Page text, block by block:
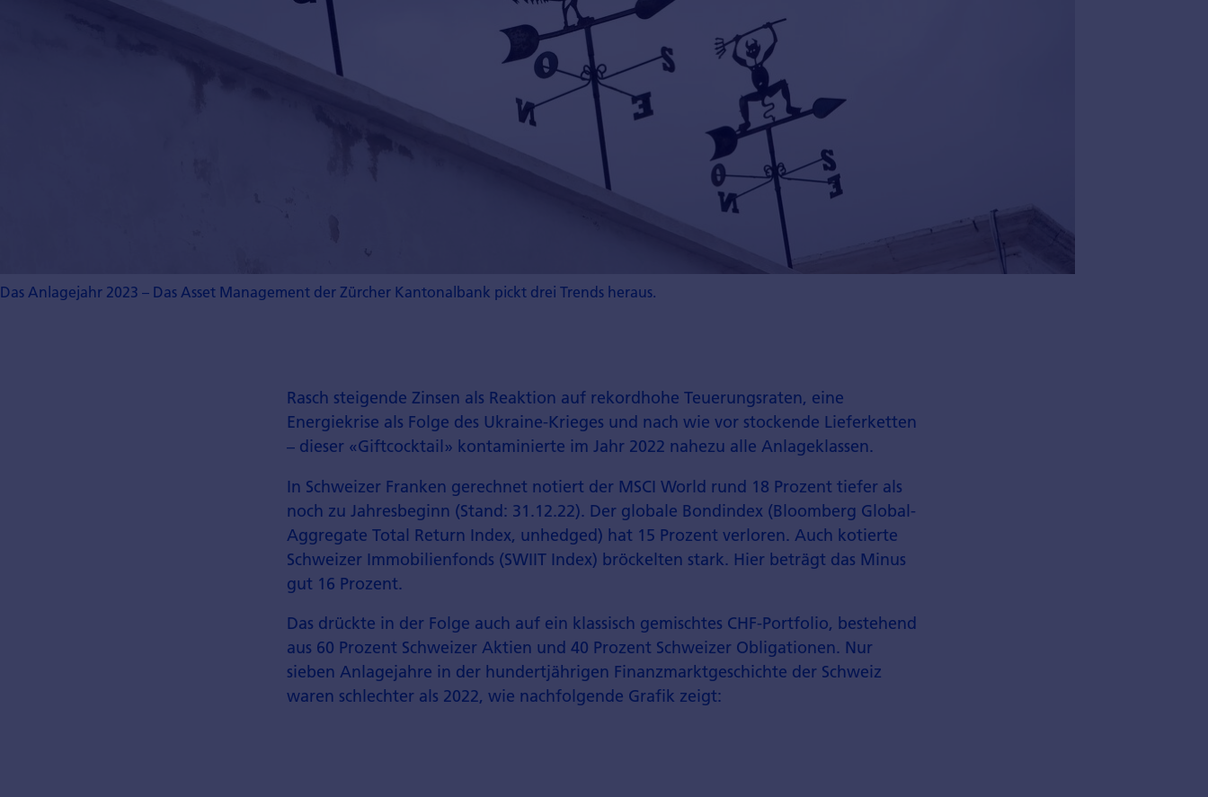
Das Anlagejahr 2023 – Das Asset Management der Zürcher Kantonalbank pickt drei Trends heraus.
Rasch steigende Zinsen als Reaktion auf rekordhohe Teuerungsraten, eine
Energiekrise als Folge des Ukraine-Krieges und nach wie vor stockende Lieferketten
– dieser «Giftcocktail» kontaminierte im Jahr 2022 nahezu alle Anlageklassen.
In Schweizer Franken gerechnet notiert der MSCI World rund 18 Prozent tiefer als
noch zu Jahresbeginn (Stand: 31.12.22). Der globale Bondindex (Bloomberg Global-
Aggregate Total Return Index, unhedged) hat 15 Prozent verloren. Auch kotierte
Schweizer Immobilienfonds (SWIIT Index) bröckelten stark. Hier beträgt das Minus
gut 16 Prozent.
Das drückte in der Folge auch auf ein klassisch gemischtes CHF-Portfolio, bestehend
aus 60 Prozent Schweizer Aktien und 40 Prozent Schweizer Obligationen. Nur
sieben Anlagejahre in der hundertjährigen Finanzmarktgeschichte der Schweiz
waren schlechter als 2022, wie nachfolgende Grafik zeigt: